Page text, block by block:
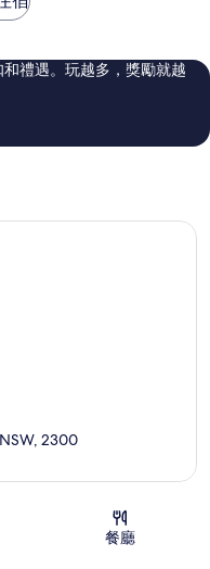
評
論
禮遇。玩越多，獎勵就越
2300
餐廳